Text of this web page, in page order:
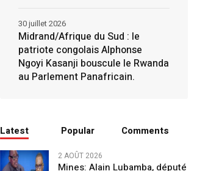
Midrand/Afrique du Sud : le
patriote congolais Alphonse
Ngoyi Kasanji bouscule le Rwanda
au Parlement Panafricain.
30 juillet 2026
Latest Popular Comments
2 AOÛT 2026
Mines: Alain Lubamba, député